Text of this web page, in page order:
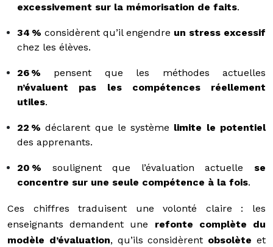
excessivement sur la mémorisation de faits.
34 % considèrent qu’il engendre un stress excessif
chez les élèves.
26 % pensent que les méthodes actuelles
n’évaluent pas les compétences réellement
utiles.
22 % déclarent que le système limite le potentiel
des apprenants.
20 % soulignent que l’évaluation actuelle se
concentre sur une seule compétence à la fois.
Ces chiffres traduisent une volonté claire : les
enseignants demandent une refonte complète du
modèle d’évaluation, qu’ils considèrent obsolète et